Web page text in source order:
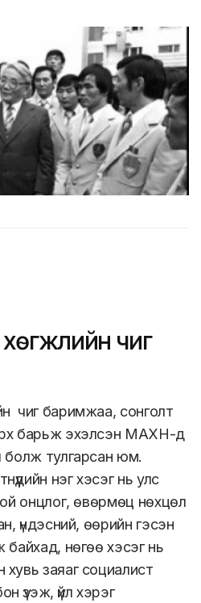
чиг
чиг баримжаа, сонголт
барьж эхэлсэн МАХН-д
болж тулгарсан юм.
нэг хэсэг нь улс
онцлог, өвөрмөц нөхцөл
үндэсний, өөрийн гэсэн
байхад, нөгөө хэсэг нь
заяаг социалист
үзэж, үйл хэрэг